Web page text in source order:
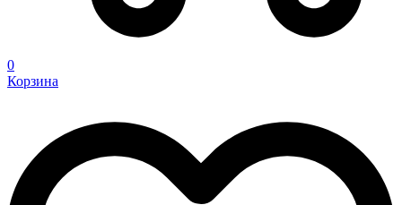
0
Корзина